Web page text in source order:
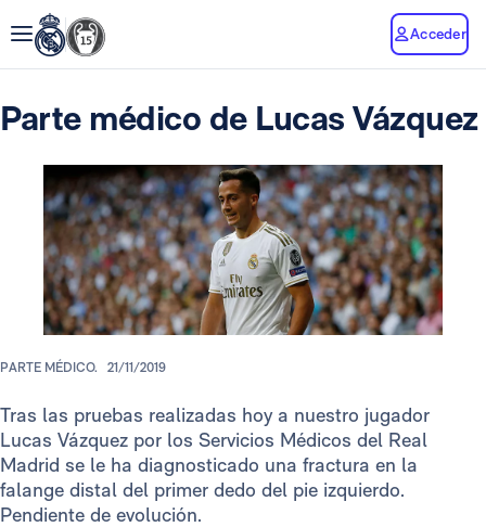
Acceder
Parte médico de Lucas Vázquez
PARTE MÉDICO. 21/11/2019
Tras las pruebas realizadas hoy a nuestro jugador
Lucas Vázquez por los Servicios Médicos del Real
Madrid se le ha diagnosticado una fractura en la
falange distal del primer dedo del pie izquierdo.
Pendiente de evolución.